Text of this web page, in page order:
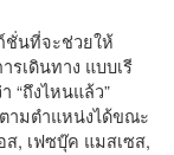
ชั่นที่จะช่วยให้
เดินทาง แบบเรี
“ถึงไหนแล้ว”
ามตำแหน่งได้ขณะ
ส, เฟซบุ๊ค แมสเซส,